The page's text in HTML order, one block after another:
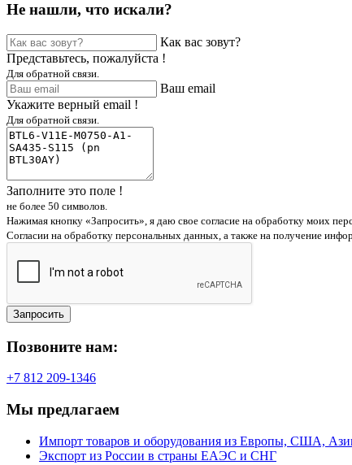
Не нашли, что искали?
Как вас зовут?
Представьтесь, пожалуйста !
Для обратной связи.
Ваш email
Укажите верный email !
Для обратной связи.
Заполните это поле !
не более 50 символов.
Нажимая кнопку «Запросить», я даю свое согласие на обработку моих
Согласии на обработку персональных данных, а также на получение
Запросить
Позвоните нам:
+7 812 209-1346
Мы предлагаем
Импорт товаров и оборудования из Европы, США,
Экспорт из России в страны ЕАЭС и СНГ